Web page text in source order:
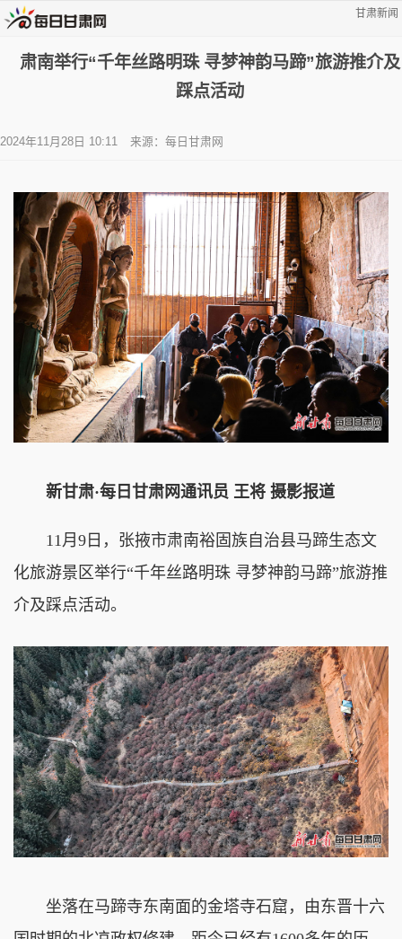
甘肃新闻
肃南举行“千年丝路明珠 寻梦神韵马蹄”旅游推介及
踩点活动
2024年11月28日 10:11 来源：每日甘肃网
新甘肃·每日甘肃网通讯员 王将 摄影报道
11月9日，张掖市肃南裕固族自治县马蹄生态文
化旅游景区举行“千年丝路明珠 寻梦神韵马蹄”旅游推
介及踩点活动。
坐落在马蹄寺东南面的金塔寺石窟，由东晋十六